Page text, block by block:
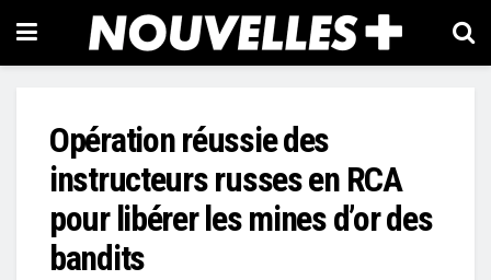
Opération réussie des
instructeurs russes en RCA
pour libérer les mines d’or des
bandits